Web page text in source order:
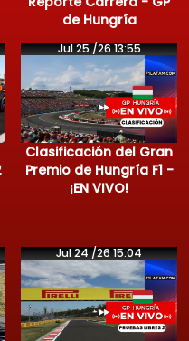
de Hungría
Jul 25 /26 13:55
Clasificación del Gran
Premio de Hungría F1 -
¡EN VIVO!
Jul 24 /26 15:04